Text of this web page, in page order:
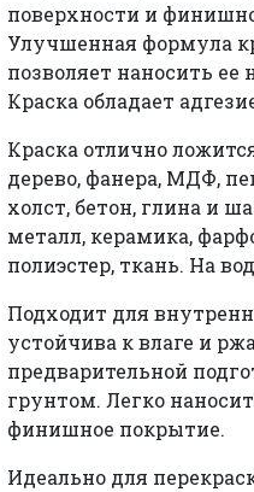
поверхности и
Улучшенная формула
позволяет наносить
Краска обладает
Краска отлично
дерево, фанера, МДФ,
холст, бетон, глина и
металл, керамика,
полиэстер, ткань. На
Подходит для
устойчива к влаге и
предварительной
грунтом. Легко
финишное покрытие.
Идеально для